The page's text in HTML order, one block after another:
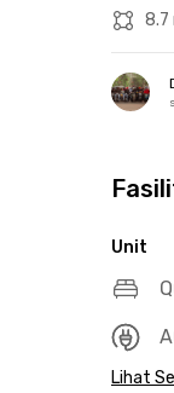
8.7
Unit
Lihat